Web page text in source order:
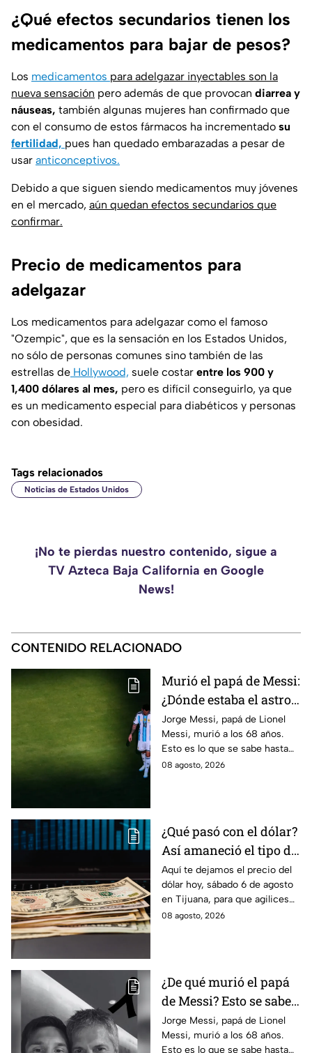
¿Qué efectos secundarios tienen los
medicamentos para bajar de pesos?
Los medicamentos para adelgazar inyectables son la
nueva sensación pero además de que provocan diarrea y
náuseas, también algunas mujeres han confirmado que
con el consumo de estos fármacos ha incrementado su
fertilidad, pues han quedado embarazadas a pesar de
usar anticonceptivos.
Debido a que siguen siendo medicamentos muy jóvenes
en el mercado, aún quedan efectos secundarios que
confirmar.
Precio de medicamentos para
adelgazar
Los medicamentos para adelgazar como el famoso
"Ozempic", que es la sensación en los Estados Unidos,
no sólo de personas comunes sino también de las
estrellas de Hollywood, suele costar entre los 900 y
1,400 dólares al mes, pero es difícil conseguirlo, ya que
es un medicamento especial para diabéticos y personas
con obesidad.
Tags relacionados
Noticias de Estados Unidos
¡No te pierdas nuestro contenido, sigue a
TV Azteca Baja California en Google
News!
CONTENIDO RELACIONADO
Murió el papá de Messi:
¿Dónde estaba el astro
argentino al conocer la
noticia?
Jorge Messi, papá de Lionel
Messi, murió a los 68 años.
Esto es lo que se sabe hasta
ahora sobre su fallecimiento y
08 agosto, 2026
¿Qué pasó con el dólar?
Así amaneció el tipo de
cambio hoy sábado 8 de
agosto en Tijuana
Aquí te dejamos el precio del
dólar hoy, sábado 6 de agosto
en Tijuana, para que agilices
tus cambios, compras y
08 agosto, 2026
¿De qué murió el papá
de Messi? Esto se sabe
sobre el fallecimiento
de Jorge Messi
Jorge Messi, papá de Lionel
Messi, murió a los 68 años.
Esto es lo que se sabe hasta